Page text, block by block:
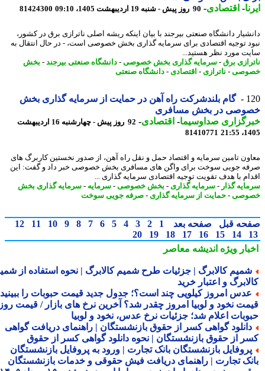
-اقتصادی-90 روز پیش - شنبه 19 اردیبهشت 1405، 09:10 81424300
دانشگاه صنعتی بیرجند با بیان اینکه ریشه اصلی ناترازی برق در کشور،
توجیه اقتصادی برای سرمایه گذاری بخش خصوصی است، - در ﺣﺎل اﻧﺘﻘﺎل ﺑﻪ
ﻣﻮرد ﻧﻈﺮ ﻫﺴﺘﯿﺪ...
برق - سرمایه گذاری بخش خصوصی-دانشگاه صنعتی بیرجند-بخش
-ناترازی - اقتصادی-دانشگاه صنعتی
گام بلندشرکت راه آهن در حمایت از سرمایه گذاری بخش
در بخش مسافری
صداوسیما-اقتصادی-
92 روز پیش - چهارشنبه 16 اردیبهشت
81410771
تامین سرمایه و اقتصاد حمل و نقل راه آهن، از صدور نخستین کاربرگ های
جویی سوخت برای واگن های مسافری بخش خصوصی خبر داد و گفت: این
با هدف تقویت توجیه اقتصادی سرمایه گذاری ...
گذار -سرمایه گذاری- بخش خصوصی-سرمایه -سرمایه گذاری بخش
-حمایت از سرمایه گذاری- صرفه جویی سوخت
قبل صفحه بعد 1
2
3
4
5
6
7
8
9
10
11
12
14
15
16
17
18
19
20
ویژهاندیشه معاصر
کالابرگ | جزئیات طرح شمیم کالابرگ | نحوه استفاده از شمیم
و اعتبار خرید
امروز کیلویی چند است؟؛ جدول جدید قیمت حبوبات را ببینید /
نخود و لوبیا امروز چقدر شد؟ آخرین نرخ های بازار / قیمت روز
اعلام شد؛ جزئیات نرخ عدس، نخود و لوبیا
گواهی کسر از حقوق بازنشستگان | راهنمای دریافت گواهی
از حقوق بازنشستگان | نحوه دانلود گواهی کسر از حقوق
بازنشستگان بانک تجارت | ورود به پروفایل بازنشستگان
تجارت | راهنمای دریافت فیش حقوقی و خدمات بازنشستگان